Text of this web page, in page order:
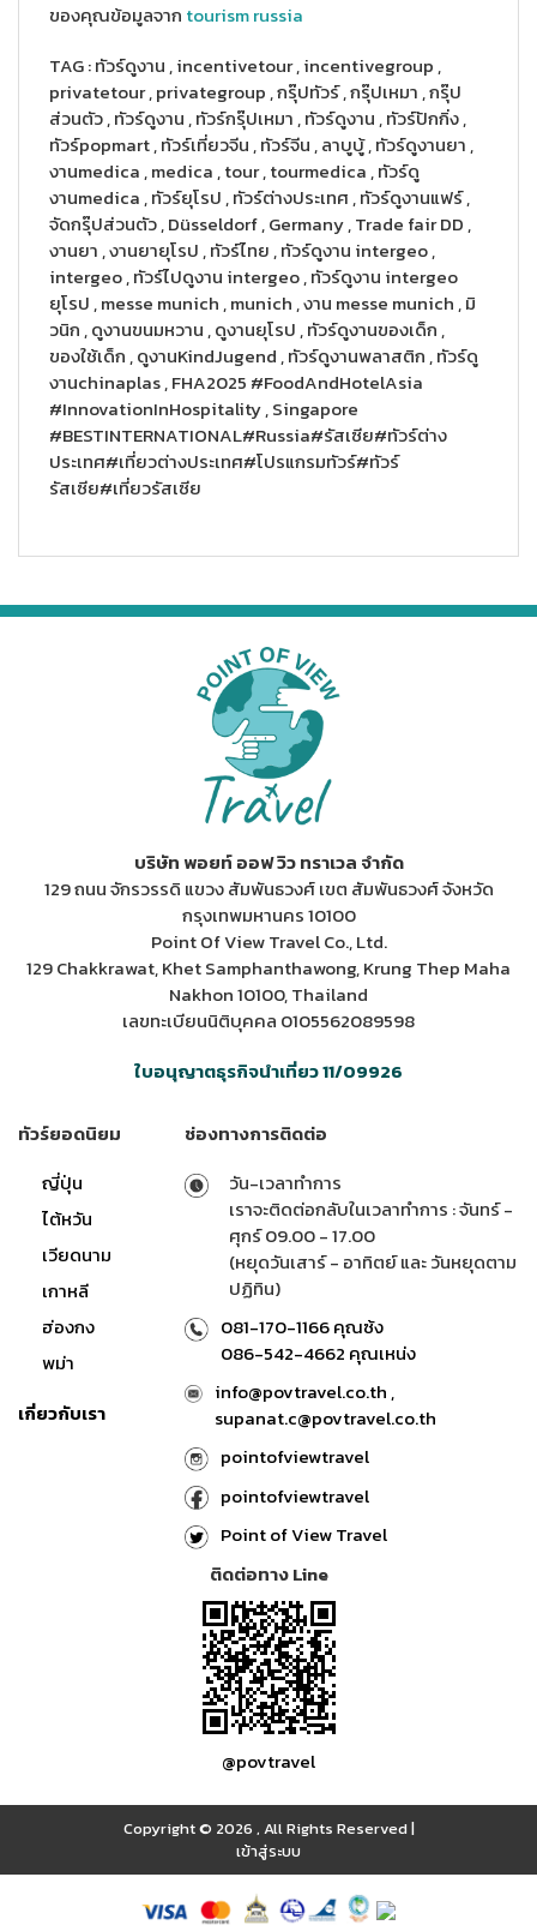
ของคุณข้อมูลจาก tourism russia
TAG : ทัวร์ดูงาน , incentivetour , incentivegroup ,
privatetour , privategroup , กรุ๊ปทัวร์ , กรุ๊ปเหมา , กรุ๊ป
ส่วนตัว , ทัวร์ดูงาน , ทัวร์กรุ๊ปเหมา , ทัวร์ดูงาน , ทัวร์ปักกิ่ง ,
ทัวร์popmart , ทัวร์เที่ยวจีน , ทัวร์จีน , ลาบูบู้ , ทัวร์ดูงานยา ,
งานmedica , medica , tour , tourmedica , ทัวร์ดู
งานmedica , ทัวร์ยุโรป , ทัวร์ต่างประเทศ , ทัวร์ดูงานแฟร์ ,
จัดกรุ๊ปส่วนตัว , Düsseldorf , Germany , Trade fair DD ,
งานยา , งานยายุโรป , ทัวร์ไทย , ทัวร์ดูงาน intergeo ,
intergeo , ทัวร์ไปดูงาน intergeo , ทัวร์ดูงาน intergeo
ยุโรป , messe munich , munich , งาน messe munich , มิ
วนิก , ดูงานขนมหวาน , ดูงานยุโรป , ทัวร์ดูงานของเด็ก ,
ของใช้เด็ก , ดูงานKindJugend , ทัวร์ดูงานพลาสติก , ทัวร์ดู
งานchinaplas , FHA2025 #FoodAndHotelAsia
#InnovationInHospitality , Singapore
#BESTINTERNATIONAL#Russia#รัสเซีย#ทัวร์ต่าง
ประเทศ#เที่ยวต่างประเทศ#โปรแกรมทัวร์#ทัวร์
รัสเซีย#เที่ยวรัสเซีย
บริษัท พอยท์ ออฟ วิว ทราเวล จำกัด
129 ถนน จักรวรรดิ แขวง สัมพันธวงศ์ เขต สัมพันธวงศ์ จังหวัด
กรุงเทพมหานคร 10100
Point Of View Travel Co., Ltd.
129 Chakkrawat, Khet Samphanthawong, Krung Thep Maha
Nakhon 10100, Thailand
เลขทะเบียนนิติบุคคล 0105562089598
ใบอนุญาตธุรกิจนำเที่ยว 11/09926
ทัวร์ยอดนิยม
ญี่ปุ่น
ไต้หวัน
เวียดนาม
เกาหลี
ฮ่องกง
พม่า
เกี่ยวกับเรา
ช่องทางการติดต่อ
วัน-เวลาทำการ
เราจะติดต่อกลับในเวลาทำการ : จันทร์ -
ศุกร์ 09.00 - 17.00
(หยุดวันเสาร์ - อาทิตย์ และ วันหยุดตาม
ปฏิทิน)
081-170-1166 คุณซ้ง
086-542-4662 คุณเหน่ง
info@povtravel.co.th ,
supanat.c@povtravel.co.th
pointofviewtravel
pointofviewtravel
Point of View Travel
ติดต่อทาง Line
@povtravel
Copyright © 2026 , All Rights Reserved|
เข้าสู่ระบบ